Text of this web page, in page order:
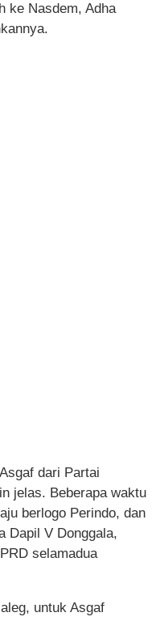
ke Nasdem, Adha
dari Partai
jelas. Beberapa waktu
berlogo Perindo, dan
Dapil V Donggala,
selamadua
untuk Asgaf